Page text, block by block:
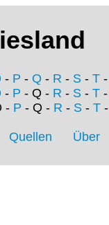
- P - Q - R - S - T -
- P - Q - R - S - T -
- P - Q - R - S- T-
Quellen Über